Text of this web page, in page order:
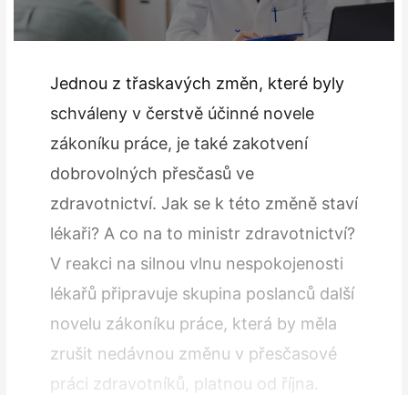
Jednou z třaskavých změn, které byly
schváleny v čerstvě účinné novele
zákoníku práce, je také zakotvení
dobrovolných přesčasů ve
zdravotnictví. Jak se k této změně staví
lékaři? A co na to ministr zdravotnictví?
V reakci na silnou vlnu nespokojenosti
lékařů připravuje skupina poslanců další
novelu zákoníku práce, která by měla
zrušit nedávnou změnu v přesčasové
práci zdravotníků, platnou od října.